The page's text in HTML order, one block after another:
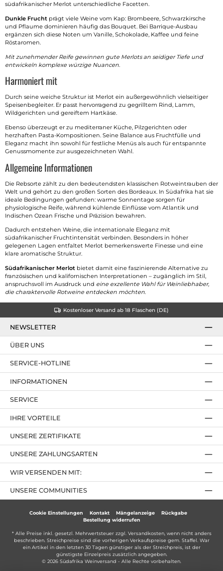
südafrikanischer Merlot unterschiedliche Facetten.
Dunkle Frucht prägt viele Weine vom Kap: Brombeere, Schwarzkirsche
und Pflaume dominieren häufig das Bouquet. Bei Barrique-Ausbau
ergänzen sich diese Noten um Vanille, Schokolade, Kaffee und feine
Röstaromen.
Mit zunehmender Reife gewinnen gute Merlots an seidiger Tiefe und
entwickeln komplexe würzige Nuancen.
Harmoniert mit
Durch seine weiche Struktur ist Merlot ein außergewöhnlich vielseitiger
Speisenbegleiter. Er passt hervorragend zu gegrilltem Rind, Lamm,
Wildgerichten und gereiftem Hartkäse.
Ebenso überzeugt er zu mediterraner Küche, Pilzgerichten oder
herzhaften Pasta-Kompositionen. Seine Balance aus Fruchtfülle und
Eleganz macht ihn sowohl für festliche Menüs als auch für entspannte
Genussmomente zur ausgezeichneten Wahl.
Allgemeine Informationen
Die Rebsorte zählt zu den bedeutendsten klassischen Rotweintrauben der
Welt und gehört zu den großen Sorten des Bordeaux. In Südafrika hat sie
ideale Bedingungen gefunden: warme Sonnentage sorgen für
physiologische Reife, während kühlende Einflüsse vom Atlantik und
Indischen Ozean Frische und Präzision bewahren.
Dadurch entstehen Weine, die internationale Eleganz mit
südafrikanischer Fruchtintensität verbinden. Besonders in höher
gelegenen Lagen entfaltet Merlot bemerkenswerte Finesse und eine
klare aromatische Struktur.
Südafrikanischer Merlot bietet damit eine faszinierende Alternative zu
französischen und kalifornischen Interpretationen – zugänglich im Stil,
anspruchsvoll im Ausdruck und eine exzellente Wahl für Weinliebhaber,
die charaktervolle Rotweine entdecken möchten.
Kostenloser Versand ab 18 Flaschen (DE)
NEWSLETTER
SERVICE-HOTLINE
IHRE VORTEILE
UNSERE ZAHLUNGSARTEN
ÜBER UNS
UNSERE ZERTIFIKATE
INFORMATIONEN
SERVICE
UNSERE COMMUNITIES
WIR VERSENDEN MIT:
Cookie Einstellungen Kontakt Mängelanzeige
Rückgabe
Bestellung widerrufen
* Alle Preise inkl. gesetzl. Mehrwertsteuer zzgl. Versandkosten, wenn nicht anders
beschrieben. Streichpreise sind die vorherigen Verkaufspreise gem. Staffel. War
ein Artikel in den letzten 30 Tagen günstiger als der Streichpreis, ist der
günstigste Einzelpreis zusätzlich angegeben.
© 2026 Südafrika Weinversand - Alle Rechte vorbehalten.